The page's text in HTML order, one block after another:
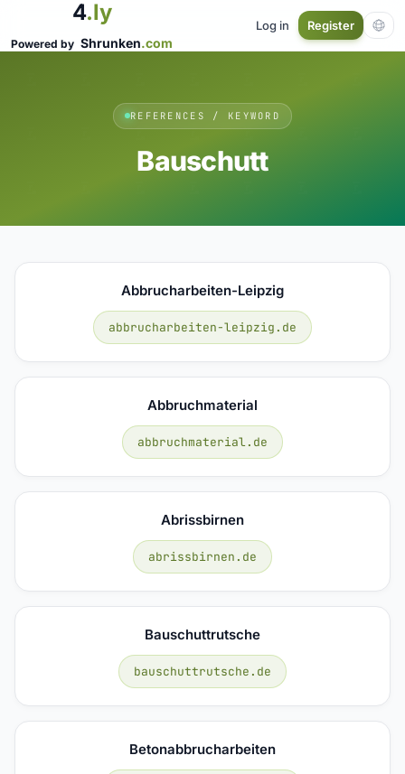
4.ly
Powered by Shrunken.com
Log in Register
REFERENCES / KEYWORD
Bauschutt
Abbrucharbeiten-Leipzig
abbrucharbeiten-leipzig.de
Abbruchmaterial
abbruchmaterial.de
Abrissbirnen
abrissbirnen.de
Bauschuttrutsche
bauschuttrutsche.de
Betonabbrucharbeiten